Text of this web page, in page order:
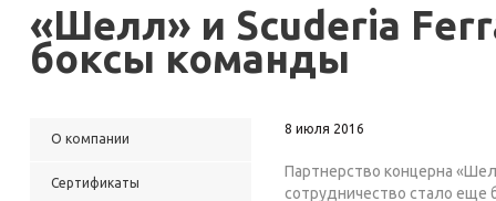
«Шелл» и Scuderia
боксы команды
О компании
Сертификаты
8 июля 2016
Партнерство концерна
сотрудничество стало еще